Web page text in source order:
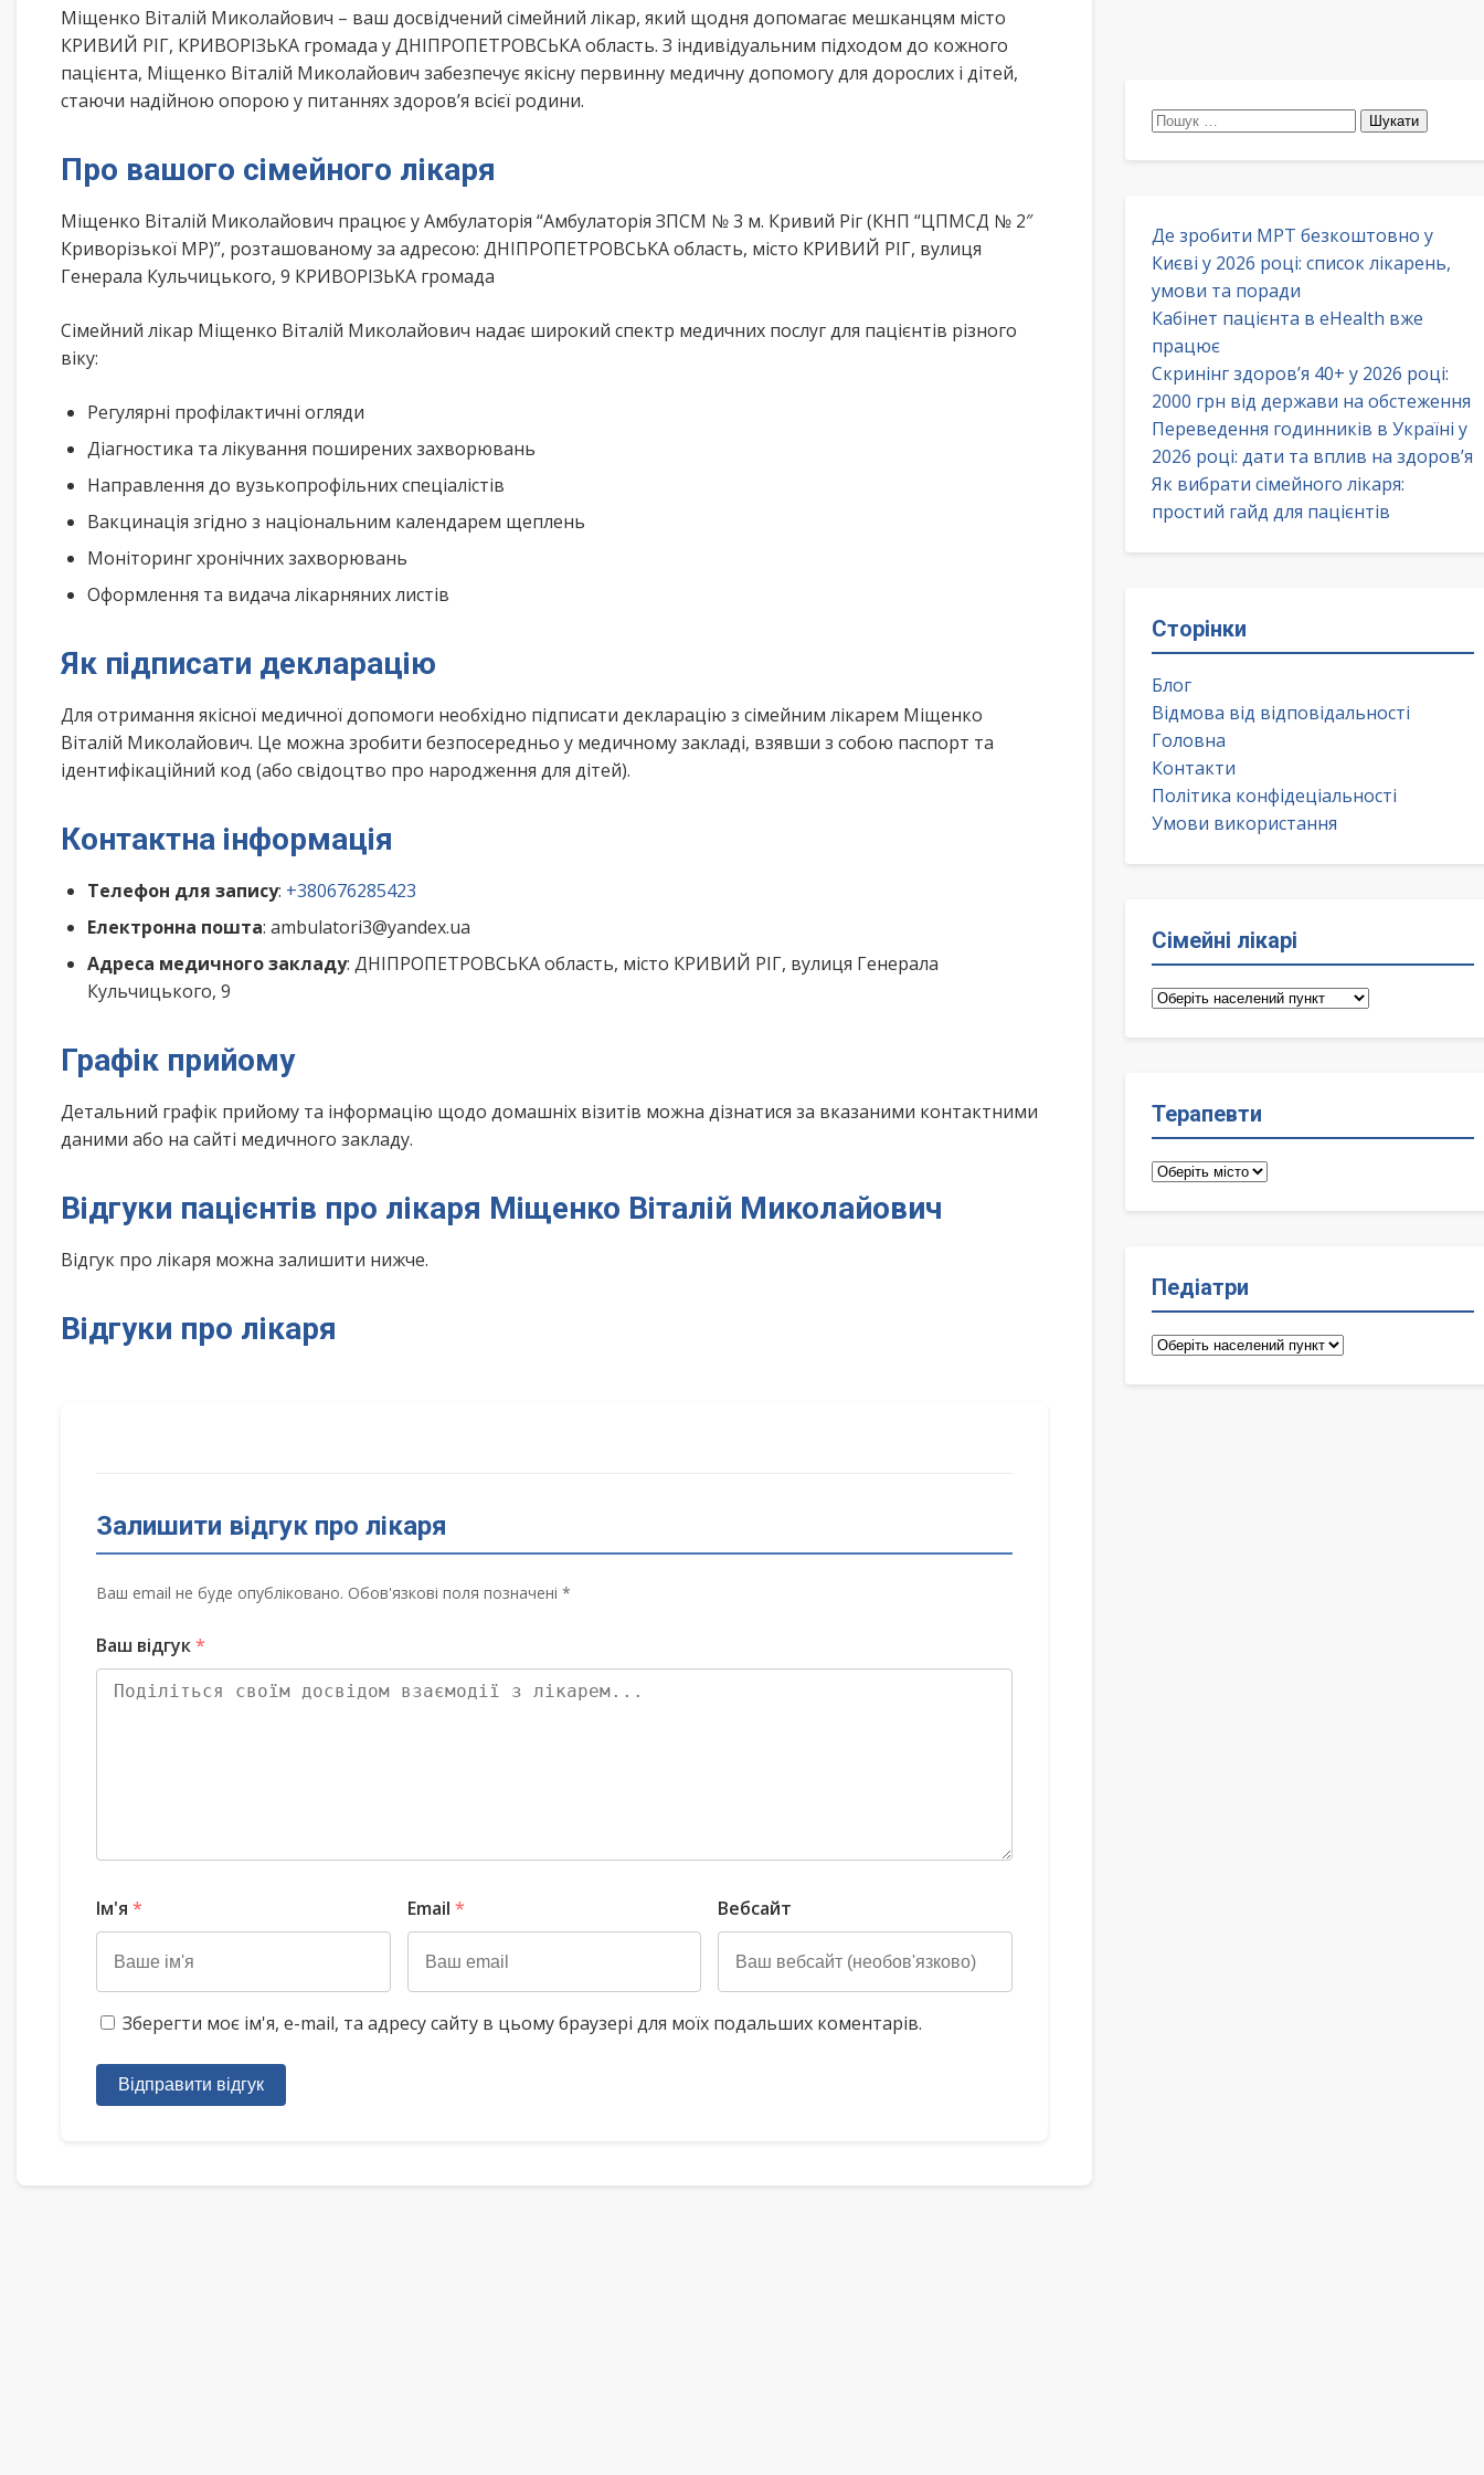
Міщенко Віталій Миколайович – ваш досвідчений сімейний лікар, який щодня допомагає мешканцям місто
КРИВИЙ РІГ, КРИВОРІЗЬКА громада у ДНІПРОПЕТРОВСЬКА область. З індивідуальним підходом до кожного
пацієнта, Міщенко Віталій Миколайович забезпечує якісну первинну медичну допомогу для дорослих і дітей,
стаючи надійною опорою у питаннях здоров’я всієї родини.
Про вашого сімейного лікаря
Міщенко Віталій Миколайович працює у Амбулаторія “Амбулаторія ЗПСМ № 3 м. Кривий Ріг (КНП “ЦПМСД № 2″
Криворізької МР)”, розташованому за адресою: ДНІПРОПЕТРОВСЬКА область, місто КРИВИЙ РІГ, вулиця
Генерала Кульчицького, 9 КРИВОРІЗЬКА громада
Сімейний лікар Міщенко Віталій Миколайович надає широкий спектр медичних послуг для пацієнтів різного
віку:
Регулярні профілактичні огляди
Діагностика та лікування поширених захворювань
Направлення до вузькопрофільних спеціалістів
Вакцинація згідно з національним календарем щеплень
Моніторинг хронічних захворювань
Оформлення та видача лікарняних листів
Як підписати декларацію
Для отримання якісної медичної допомоги необхідно підписати декларацію з сімейним лікарем Міщенко
Віталій Миколайович. Це можна зробити безпосередньо у медичному закладі, взявши з собою паспорт та
ідентифікаційний код (або свідоцтво про народження для дітей).
Контактна інформація
Телефон для запису: +380676285423
Електронна пошта: ambulatori3@yandex.ua
Адреса медичного закладу: ДНІПРОПЕТРОВСЬКА область, місто КРИВИЙ РІГ, вулиця Генерала
Кульчицького, 9
Графік прийому
Детальний графік прийому та інформацію щодо домашніх візитів можна дізнатися за вказаними контактними
даними або на сайті медичного закладу.
Відгуки пацієнтів про лікаря Міщенко Віталій Миколайович
Відгук про лікаря можна залишити нижче.
Відгуки про лікаря
Залишити відгук про лікаря
Ваш email не буде опубліковано. Обов'язкові поля позначені *
Ваш відгук*
Ім'я * Email * Вебсайт
Зберегти моє ім'я, e-mail, та адресу сайту в цьому браузері для моїх подальших коментарів.
Відправити відгук
Пошук:
Де зробити МРТ безкоштовно у
Києві у 2026 році: список лікарень,
умови та поради
Кабінет пацієнта в eHealth вже
працює
Скринінг здоров’я 40+ у 2026 році:
2000 грн від держави на обстеження
Переведення годинників в Україні у
2026 році: дати та вплив на здоров’я
Як вибрати сімейного лікаря:
простий гайд для пацієнтів
Сторінки
Блог
Відмова від відповідальності
Головна
Контакти
Політика конфідеціальності
Умови використання
Сімейні лікарі
Сімейні
Терапевти
Терапевти
Педіатри
Педіатри